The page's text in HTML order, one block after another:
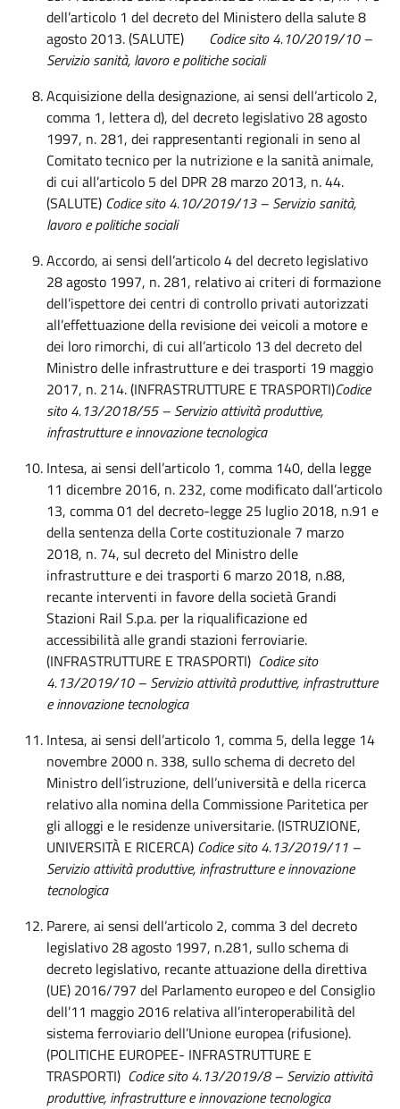
dell’articolo 1 del decreto del Ministero della salute 8
agosto 2013. (SALUTE) Codice sito 4.10/2019/10 –
Servizio sanità, lavoro e politiche sociali
Acquisizione della designazione, ai sensi dell’articolo 2,
comma 1, lettera d), del decreto legislativo 28 agosto
1997, n. 281, dei rappresentanti regionali in seno al
Comitato tecnico per la nutrizione e la sanità animale,
di cui all’articolo 5 del DPR 28 marzo 2013, n. 44.
(SALUTE) Codice sito 4.10/2019/13– Servizio sanità,
lavoro e politiche sociali
Accordo, ai sensi dell’articolo 4 del decreto legislativo
28 agosto 1997, n. 281, relativo ai criteri di formazione
dell’ispettore dei centri di controllo privati autorizzati
all’effettuazione della revisione dei veicoli a motore e
dei loro rimorchi, di cui all’articolo 13 del decreto del
Ministro delle infrastrutture e dei trasporti 19 maggio
2017, n. 214. (INFRASTRUTTURE E TRASPORTI)Codice
sito 4.13/2018/55 – Servizio attività produttive,
infrastrutture e innovazione tecnologica
Intesa, ai sensi dell’articolo 1, comma 140, della legge
11 dicembre 2016, n. 232, come modificato dall’articolo
13, comma 01 del decreto-legge 25 luglio 2018, n.91 e
della sentenza della Corte costituzionale 7 marzo
2018, n. 74, sul decreto del Ministro delle
infrastrutture e dei trasporti 6 marzo 2018, n.88,
recante interventi in favore della società Grandi
Stazioni Rail S.p.a. per la riqualificazione ed
accessibilità alle grandi stazioni ferroviarie.
(INFRASTRUTTURE E TRASPORTI) Codice sito
4.13/2019/10 – Servizio attività produttive, infrastrutture
e innovazione tecnologica
Intesa, ai sensi dell’articolo 1, comma 5, della legge 14
novembre 2000 n. 338, sullo schema di decreto del
Ministro dell’istruzione, dell’università e della ricerca
relativo alla nomina della Commissione Paritetica per
gli alloggi e le residenze universitarie. (ISTRUZIONE,
UNIVERSITÀ E RICERCA) Codice sito 4.13/2019/11 –
Servizio attività produttive, infrastrutture e innovazione
tecnologica
Parere, ai sensi dell’articolo 2, comma 3 del decreto
legislativo 28 agosto 1997, n.281, sullo schema di
decreto legislativo, recante attuazione della direttiva
(UE) 2016/797 del Parlamento europeo e del Consiglio
dell’11 maggio 2016 relativa all’interoperabilità del
sistema ferroviario dell’Unione europea (rifusione).
(POLITICHE EUROPEE- INFRASTRUTTURE E
TRASPORTI) Codice sito 4.13/2019/8 – Servizio attività
produttive, infrastrutture e innovazione tecnologica